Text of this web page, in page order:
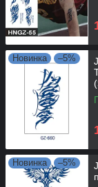
Новинка –5%
Новинка –5%